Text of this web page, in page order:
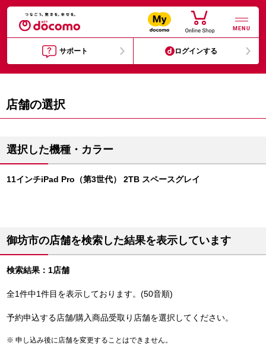
MENU
サポート ログインする
店舗の選択
選択した機種・カラー
11インチiPad Pro（第3世代） 2TB スペースグレイ
御坊市の店舗を検索した結果を表示しています
検索結果：1店舗
全1件中1件目を表示しております。(50音順)
予約申込する店舗/購入商品受取り店舗を選択してください。
申し込み後に店舗を変更することはできません。